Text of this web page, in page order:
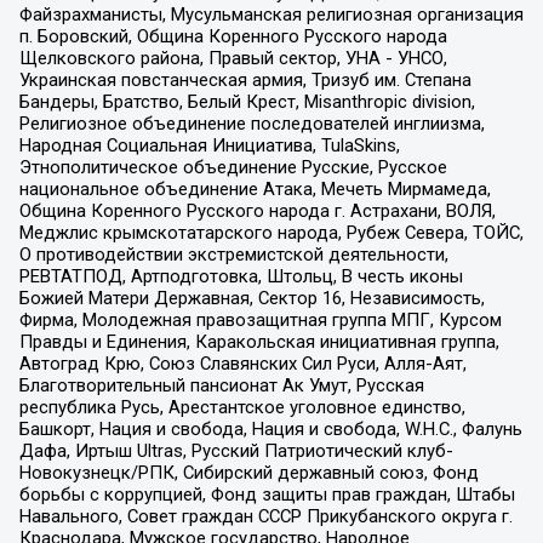
Файзрахманисты, Мусульманская религиозная организация
п. Боровский, Община Коренного Русского народа
Щелковского района, Правый сектор, УНА - УНСО,
Украинская повстанческая армия, Тризуб им. Степана
Бандеры, Братство, Белый Крест, Misanthropic division,
Религиозное объединение последователей инглиизма,
Народная Социальная Инициатива, TulaSkins,
Этнополитическое объединение Русские, Русское
национальное объединение Атака, Мечеть Мирмамеда,
Община Коренного Русского народа г. Астрахани, ВОЛЯ,
Меджлис крымскотатарского народа, Рубеж Севера, ТОЙС,
О противодействии экстремистской деятельности,
РЕВТАТПОД, Артподготовка, Штольц, В честь иконы
Божией Матери Державная, Сектор 16, Независимость,
Фирма, Молодежная правозащитная группа МПГ, Курсом
Правды и Единения, Каракольская инициативная группа,
Автоград Крю, Союз Славянских Сил Руси, Алля-Аят,
Благотворительный пансионат Ак Умут, Русская
республика Русь, Арестантское уголовное единство,
Башкорт, Нация и свобода, Нация и свобода, W.H.С., Фалунь
Дафа, Иртыш Ultras, Русский Патриотический клуб-
Новокузнецк/РПК, Сибирский державный союз, Фонд
борьбы с коррупцией, Фонд защиты прав граждан, Штабы
Навального, Совет граждан СССР Прикубанского округа г.
Краснодара, Мужское государство, Народное